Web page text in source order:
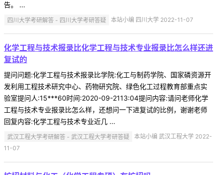
告。 ...
四川大学考研解答 - 四川大学考研答疑 本站小编 四川大学 2022-11-07
化学工程与技术报录比化学工程与技术专业报录比怎么样还进
复试的
提问问题:化学工程与技术报录比学院:化工与制药学院、国家磷资源开
发利用工程技术研究中心、药物研究院、绿色化工过程教育部重点实
验室提问人:15***60时间:2020-09-2113:04提问内容:请问老师化学
工程与技术专业报录比怎么样，还想问一下进复试的比例，谢谢老师
回复内容:化学工程与技术专业近几 ...
武汉工程大学考研解答 - 武汉工程大学考研答疑
本站小编 武汉工程大学 2022-
11-07